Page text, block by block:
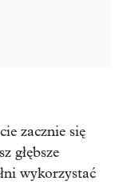
zacznie się
głębsze
wykorzystać